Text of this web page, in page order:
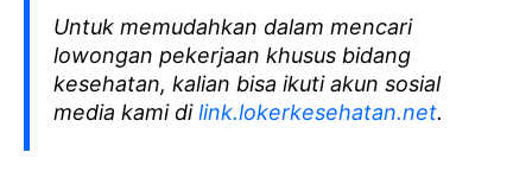
Untuk memudahkan dalam mencari
lowongan pekerjaan khusus bidang
kesehatan, kalian bisa ikuti akun sosial
media kami dilink.lokerkesehatan.net.